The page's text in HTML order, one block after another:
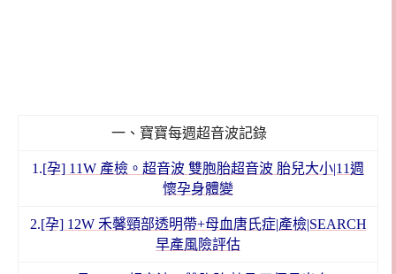
一、寶寶每週超音波記錄
1.[孕] 11W 產檢。超音波 雙胞胎超音波 胎兒大小|11週
懷孕身體變
2.[孕] 12W 禾馨頸部透明帶+母血唐氏症|產檢|SEARCH
早產風險評估